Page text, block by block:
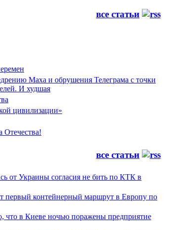
все статьи
Маха и обрушения Телеграма с точки
И худшая
цивилизации»
Отечества!
все статьи
от Украины согласия не бить по КТК в
первый контейнерный маршрут в Европу по
в Киеве ночью поражены предприятие